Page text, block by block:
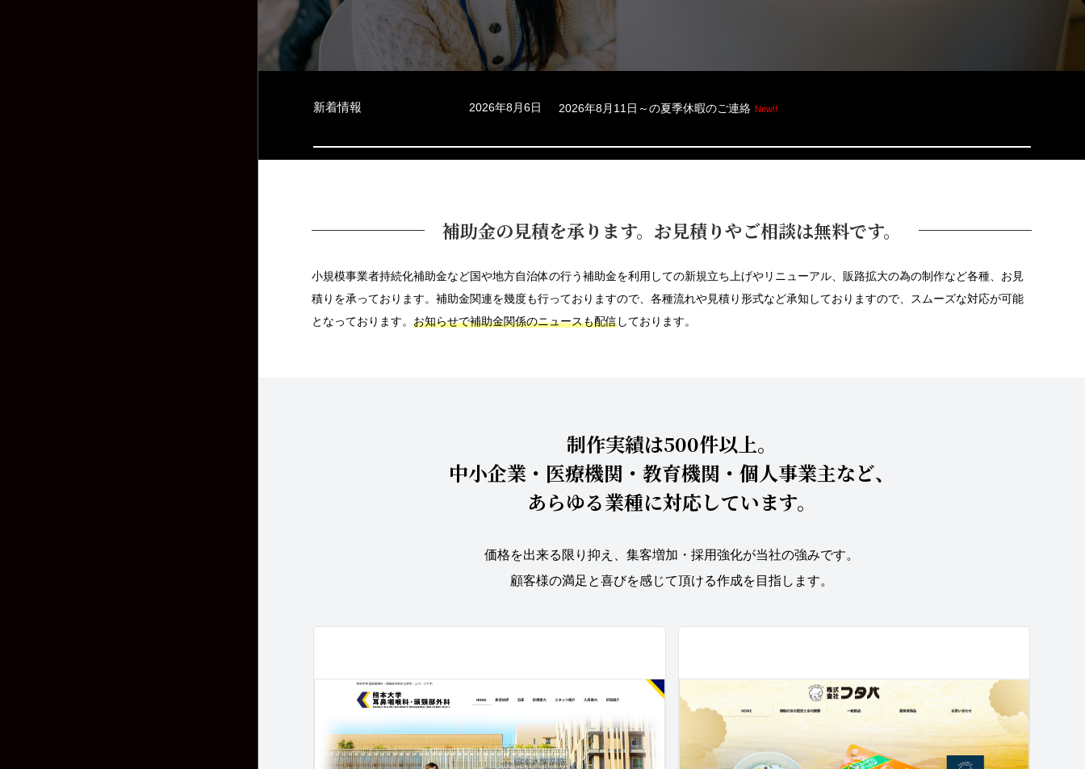
新着情報 2026年8月6日 2026年8月11日～の夏季休暇のご連絡 New!!
補助金の見積を承ります。 お見積りやご相談は無料です。
小規模事業者持続化補助金など国や地方自治体の行う補助金を利用しての新規立ち上げやリニューアル、販路拡大の為の制作など各種、お見
積りを承っております。補助金関連を幾度も行っておりますので、各種流れや見積り形式など承知しておりますので、スムーズな対応が可能
となっております。お知らせで補助金関係のニュースも配信しております。
制作実績は500件以上。
中小企業・医療機関・教育機関・個人事業主など、
あらゆる業種に対応しています。
価格を出来る限り抑え、集客増加・採用強化が当社の強みです。
顧客様の満足と喜びを感じて頂ける作成を目指します。